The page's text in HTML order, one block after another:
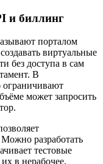
и биллинг
порталом
виртуальные
без доступа в сам
В
ограничивают
может запросить
разработать
тестовые
в нерабочее,